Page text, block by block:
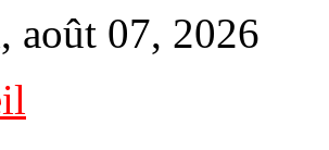
août 07, 2026